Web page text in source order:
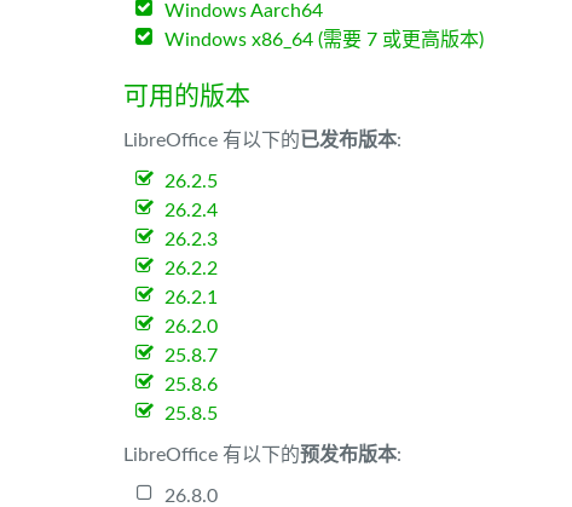
Windows Aarch64
Windows x86_64 (需要 7 或更高版本)
可用的版本
LibreOffice 有以下的已发布版本:
26.2.5
26.2.4
26.2.3
26.2.2
26.2.1
26.2.0
25.8.7
25.8.6
25.8.5
LibreOffice 有以下的预发布版本:
26.8.0